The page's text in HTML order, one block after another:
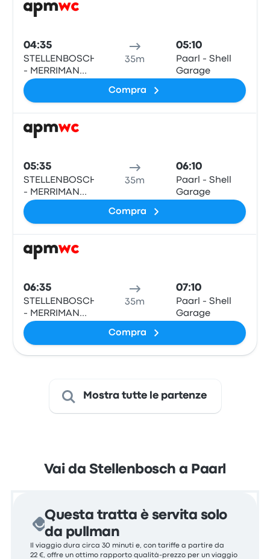
04:35
STELLENBOSCH
- MERRIMAN
LAAN BUS
STOP
35m
05:10
Paarl - Shell
Garage
Compra
05:35
STELLENBOSCH
- MERRIMAN
LAAN BUS
STOP
35m
06:10
Paarl - Shell
Garage
Compra
06:35
STELLENBOSCH
- MERRIMAN
LAAN BUS
STOP
35m
07:10
Paarl - Shell
Garage
Compra
Mostra tutte le partenze
Vai da Stellenbosch a Paarl
Questa tratta è servita solo
da pullman
Il viaggio dura circa 30 minuti e, con tariffe a partire da
22 €, offre un ottimo rapporto qualità-prezzo per un viaggio